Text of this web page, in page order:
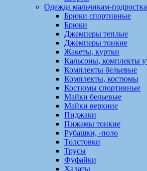
Одежда мальчикам-
Брюки спортивные
Брюки
Джемперы теплые
Джемперы тонкие
Жакеты, куртки
Кальсоны, комплекты
Комплекты бельевые
Комплекты, костюмы
Костюмы спортивные
Майки бельевые
Майки верхние
Пиджаки
Пижамы тонкие
Рубашки, -поло
Толстовки
Трусы
Фуфайки
Халаты